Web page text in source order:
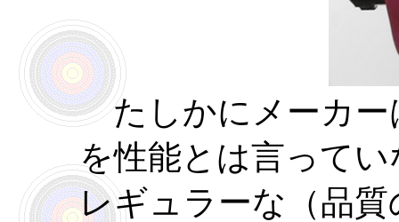
たしかにメーカー
を性能とは言って
レギュラーな（品